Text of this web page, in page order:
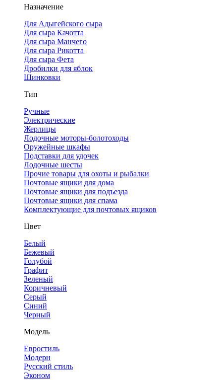
Назначение
Для Адыгейского сыра
Для сыра Качотта
Для сыра Манчего
Для сыра Рикотта
Для сыра Фета
Дробилки для яблок
Шинковки
Тип
Ручные
Электрические
Жерлицы
Лодочные моторы-болотоходы
Оружейные шкафы
Подставки для удочек
Лодочные шесты
Прочие товары для охоты и рыбалки
Почтовые ящики для дома
Почтовые ящики для подъезда
Почтовые ящики для спама
Комплектующие для почтовых ящиков
Цвет
Белый
Бежевый
Голубой
Графит
Зеленый
Коричневый
Серый
Синий
Черный
Модель
Евростиль
Модерн
Русский стиль
Эконом